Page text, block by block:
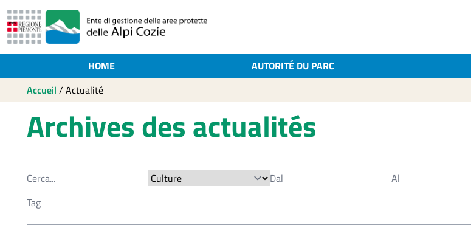
HOME AUTORITÉ DU PARC
Accueil / Actualité
Archives des actualités